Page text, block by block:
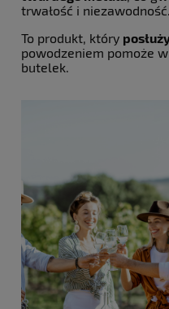
trwałość i niezawodność.
To produkt, który
powodzeniem pomoże
butelek.